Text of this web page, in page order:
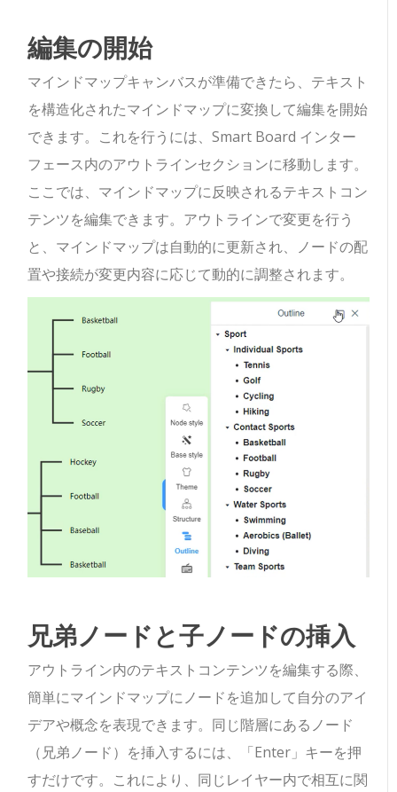
編集の開始
マインドマップキャンバスが準備できたら、テキスト
を構造化されたマインドマップに変換して編集を開始
できます。これを行うには、Smart Board インター
フェース内のアウトラインセクションに移動します。
ここでは、マインドマップに反映されるテキストコン
テンツを編集できます。アウトラインで変更を行う
と、マインドマップは自動的に更新され、ノードの配
置や接続が変更内容に応じて動的に調整されます。
兄弟ノードと子ノードの挿入
アウトライン内のテキストコンテンツを編集する際、
簡単にマインドマップにノードを追加して自分のアイ
デアや概念を表現できます。同じ階層にあるノード
（兄弟ノード）を挿入するには、「Enter」キーを押
すだけです。これにより、同じレイヤー内で相互に関